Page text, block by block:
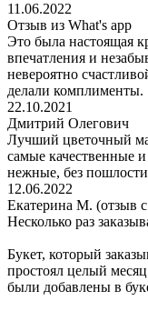
11.06.2022
Отзыв из What's app
Это была настоящая
впечатления и
невероятно
делали комплименты.
22.10.2021
Дмитрий Олегович
Лучший цветочный
самые качественные
нежные, без
12.06.2022
Екатерина М. (отзыв
Несколько раз
Букет, который
простоял целый
были добавлены в